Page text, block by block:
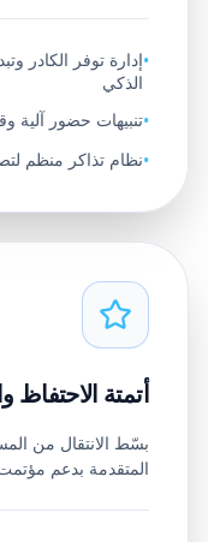
•إدارة توفر الكادر
الذكي
•تنبيهات حضور آلية
•نظام تذاكر منظم
أتمتة الاحتفاظ
بسّط الانتقال من
المتقدمة بدعم